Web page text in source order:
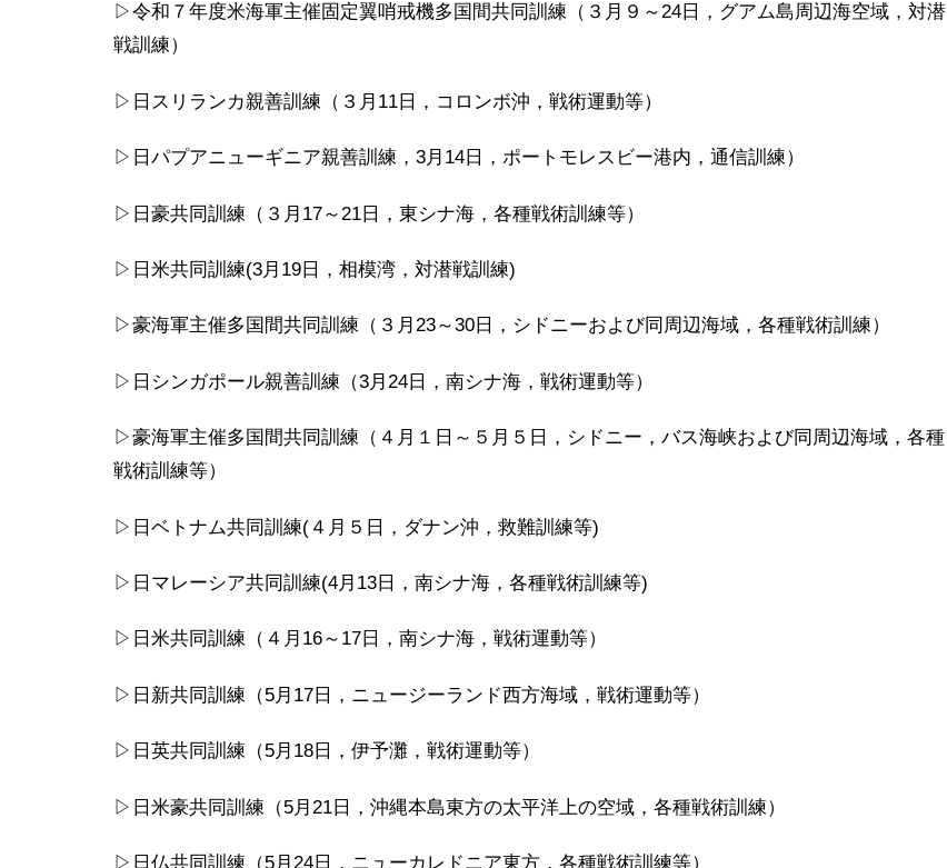
▷令和７年度米海軍主催固定翼哨戒機多国間共同訓練（３月９～24日，グアム島周辺海空域，対潜
戦訓練）
▷日スリランカ親善訓練（３月11日，コロンボ沖，戦術運動等）
▷日パプアニューギニア親善訓練，3月14日，ポートモレスビー港内，通信訓練）
▷日豪共同訓練（３月17～21日，東シナ海，各種戦術訓練等）
▷日米共同訓練(3月19日，相模湾，対潜戦訓練)
▷豪海軍主催多国間共同訓練（３月23～30日，シドニーおよび同周辺海域，各種戦術訓練）
▷日シンガポール親善訓練（3月24日，南シナ海，戦術運動等）
▷豪海軍主催多国間共同訓練（４月１日～５月５日，シドニー，バス海峡および同周辺海域，各種
戦術訓練等）
▷日ベトナム共同訓練(４月５日，ダナン沖，救難訓練等)
▷日マレーシア共同訓練(4月13日，南シナ海，各種戦術訓練等)
▷日米共同訓練（４月16～17日，南シナ海，戦術運動等）
▷日新共同訓練（5月17日，ニュージーランド西方海域，戦術運動等）
▷日英共同訓練（5月18日，伊予灘，戦術運動等）
▷日米豪共同訓練（5月21日，沖縄本島東方の太平洋上の空域，各種戦術訓練）
▷日仏共同訓練（5月24日，ニューカレドニア東方，各種戦術訓練等）